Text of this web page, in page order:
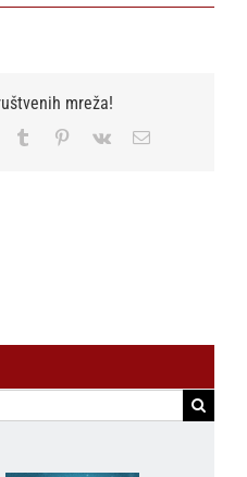
Nestala
mreža!
Tumblr Pinterest
Vk Email